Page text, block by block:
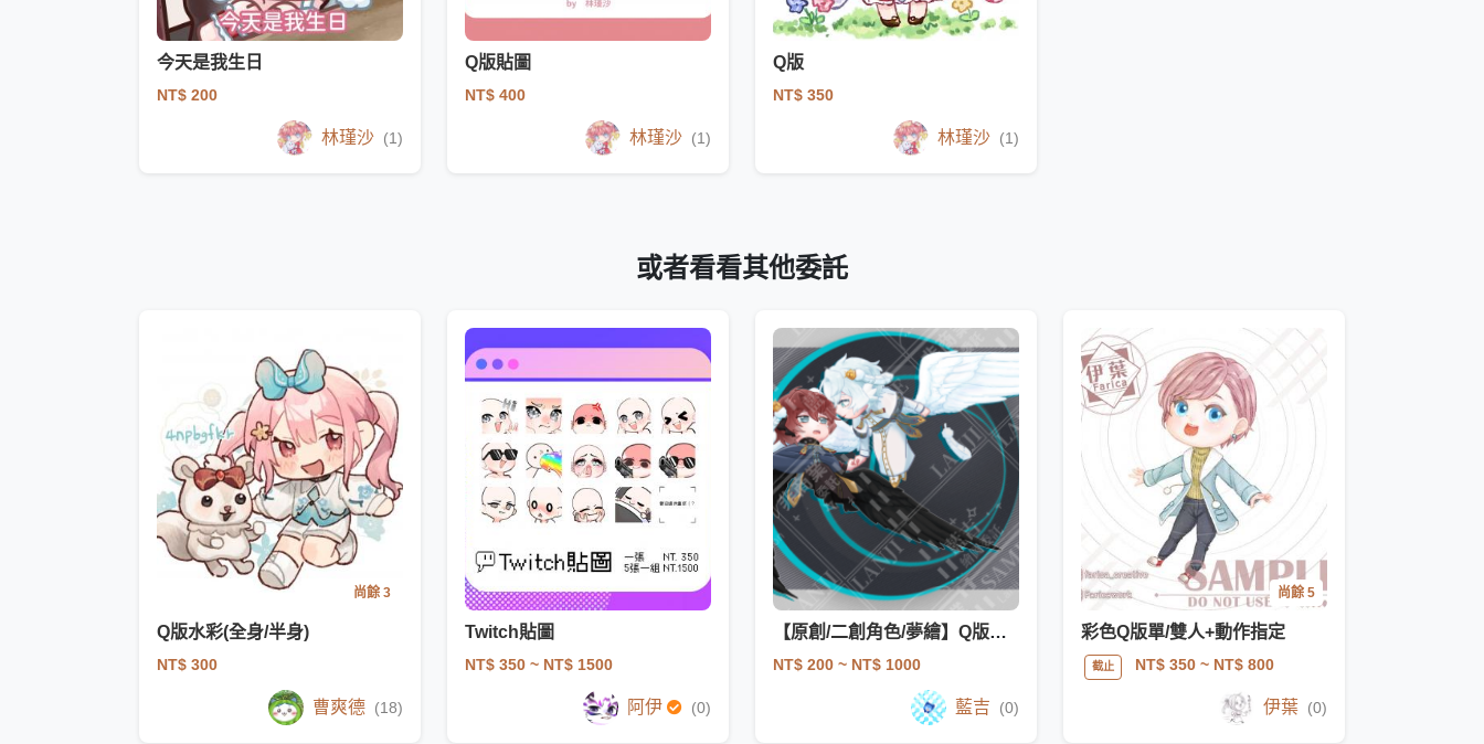
今天是我生日
NT$ 200
林瑾沙 (1)
Q版貼圖
NT$ 400
林瑾沙 (1)
Q版
NT$ 350
林瑾沙 (1)
或者看看其他委託
尚餘 3
Q版水彩(全身/半身)
NT$ 300
曹爽德 (18)
Twitch貼圖
NT$ 350 ~ NT$ 1500
阿伊 (0)
【原創/二創角色/夢繪】Q版人物(可含簡單背景)
NT$ 200 ~ NT$ 1000
藍吉 (0)
尚餘 5
彩色Q版單/雙人+動作指定
截止 NT$ 350~ NT$ 800
伊葉 (0)